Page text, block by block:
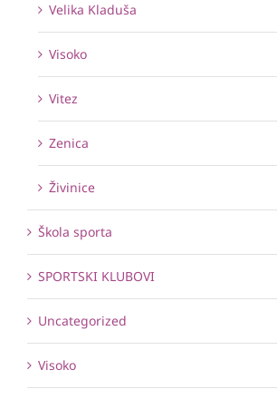
Velika Kladuša
Visoko
Vitez
Zenica
Živinice
Škola sporta
SPORTSKI KLUBOVI
Uncategorized
Visoko